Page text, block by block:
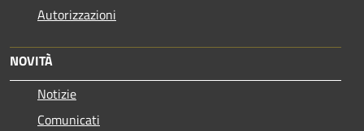
Autorizzazioni
NOVITÀ
Notizie
Comunicati